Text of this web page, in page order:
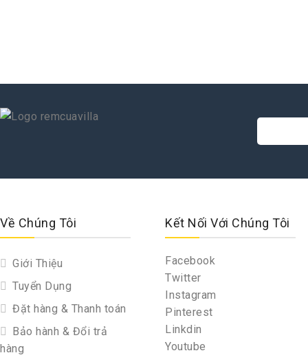
Về Chúng Tôi
Giới Thiệu
Tuyển Dụng
Đặt hàng & Thanh toán
Bảo hành & Đổi trả
hàng
Kết Nối Với Chúng Tôi
Facebook
Twitter
Instagram
Pinterest
Linkdin
Youtube